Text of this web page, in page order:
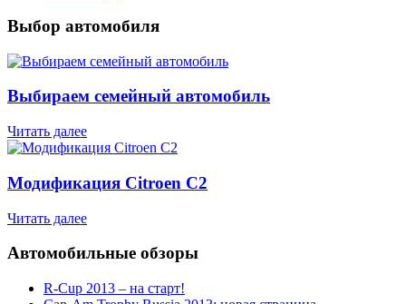
Выбор автомобиля
Выбираем семейный автомобиль
Читать далее
Модификация Citroen С2
Читать далее
Автомобильные обзоры
R-Cup 2013 – на старт!